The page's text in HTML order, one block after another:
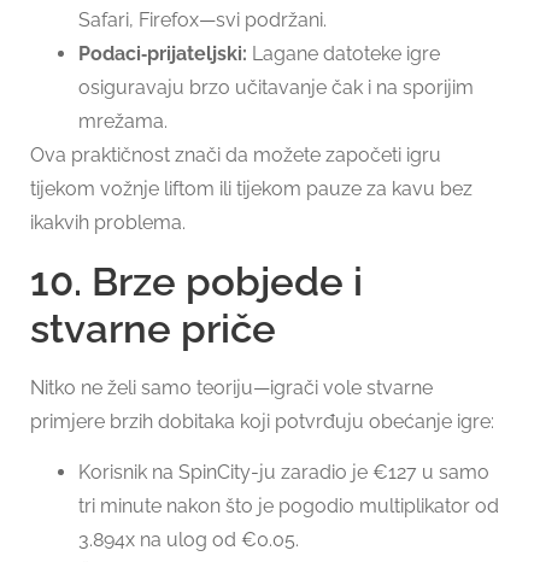
Safari, Firefox—svi podržani.
Podaci‑prijateljski: Lagane datoteke igre
osiguravaju brzo učitavanje čak i na sporijim
mrežama.
Ova praktičnost znači da možete započeti igru
tijekom vožnje liftom ili tijekom pauze za kavu bez
ikakvih problema.
10. Brze pobjede i
stvarne priče
Nitko ne želi samo teoriju—igrači vole stvarne
primjere brzih dobitaka koji potvrđuju obećanje igre:
Korisnik na SpinCity-ju zaradio je €127 u samo
tri minute nakon što je pogodio multiplikator od
3.894x na ulog od €0.05.